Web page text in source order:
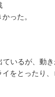
った。
いるが、動
をとったり